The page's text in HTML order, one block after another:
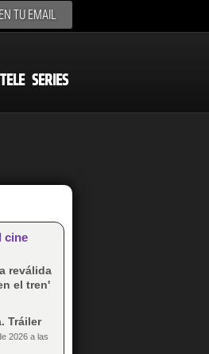
TU EMAIL
TELE SERIES
cine
reválida
el tren'
Tráiler
2026 a las